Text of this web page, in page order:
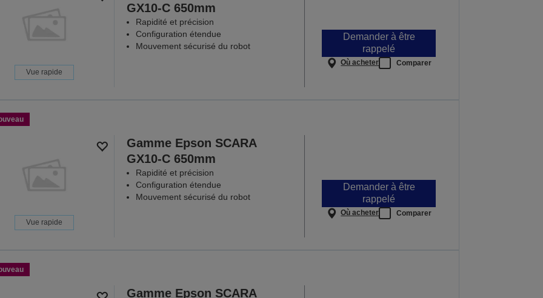
Vue rapide
GX10-C 650mm
Rapidité et précision
Configuration étendue
Mouvement sécurisé du robot
Demander à être
rappelé
Où acheter Comparer
Vue rapide
Gamme Epson SCARA
GX10-C 650mm
Rapidité et précision
Configuration étendue
Mouvement sécurisé du robot
Demander à être
rappelé
Où acheter Comparer
Gamme Epson SCARA